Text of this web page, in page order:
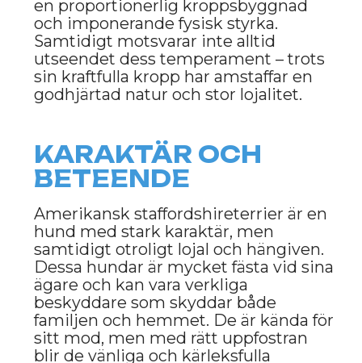
regelbunden borstning är bra för att
hålla den frisk och minska överdriven
fällning. Det är också viktigt att hålla
koll på hudens tillstånd eftersom
amstaffar kan drabbas av allergier
eller hudsjukdomar.